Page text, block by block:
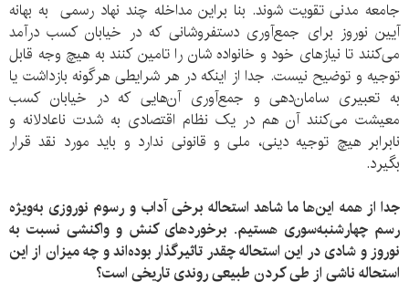
جامعه مدنی تقویت شوند. بنا براین مداخله چند نهاد رسمی به بهانه
آیین نوروز برای جمع‌آوری دستفروشانی که در خیابان کسب درآمد
می‌کنند تا نیازهای خود و خانواده شان را تامین کنند به هیچ وجه قابل
توجیه و توضیح نیست. جدا از اینکه در هر شرایطی هرگونه بازداشت یا
به تعبیری سامان‌دهی و جمع‌آوری آن‌هایی که در خیابان کسب
معیشت می‌کنند آن هم در یک نظام اقتصادی به شدت ناعادلانه و
نابرابر هیچ توجیه دینی، ملی و قانونی ندارد و باید مورد نقد قرار
بگیرد.
جدا از همه این‌ها ما شاهد استحاله برخی آداب و رسوم نوروزی به‌ویژه
رسم چهارشنبه‌سوری هستیم. برخوردهای ‌کنش و واکنشی نسبت به
نوروز و شادی در این استحاله چقدر تاثیرگذار بوده‌اند و چه میزان از این
استحاله ناشی از طی کردن طبیعی روندی تاریخی است؟